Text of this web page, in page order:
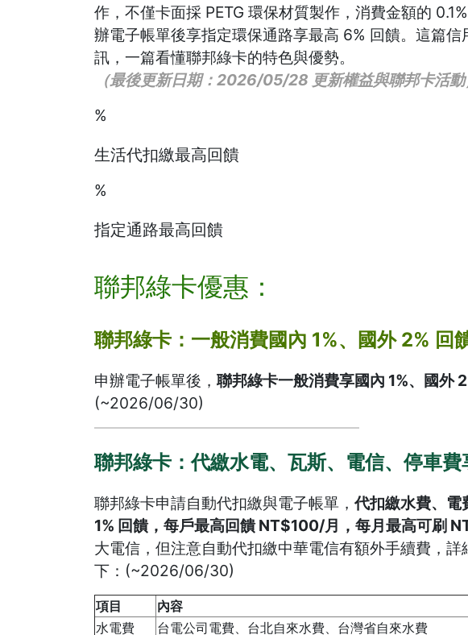
作，不僅卡面採 PETG 環保材質製作，消費金額的
辦電子帳單後享指定環保通路享最高 6% 回饋。這篇
訊，一篇看懂聯邦綠卡的特色與優勢。
（最後更新日期：2026/05/28 更新權益與聯邦卡活動
%
生活代扣繳最高回饋
%
指定通路最高回饋
聯邦綠卡優惠：
聯邦綠卡：一般消費國內 1%、國外 2% 回
申辦電子帳單後， 聯邦綠卡一般消費享國內 1%、國外
(~2026/06/30)
聯邦綠卡：代繳水電、瓦斯、電信、停車費
聯邦綠卡申請自動代扣繳與電子帳單，代扣繳水費、電
1% 回饋，每戶最高回饋 NT$100/月，每月最高可刷
大電信，但注意自動代扣繳中華電信有額外手續費，
下：(~2026/06/30)
項目
內容
水電費
台電公司電費、台北自來水費、台灣省自來水費